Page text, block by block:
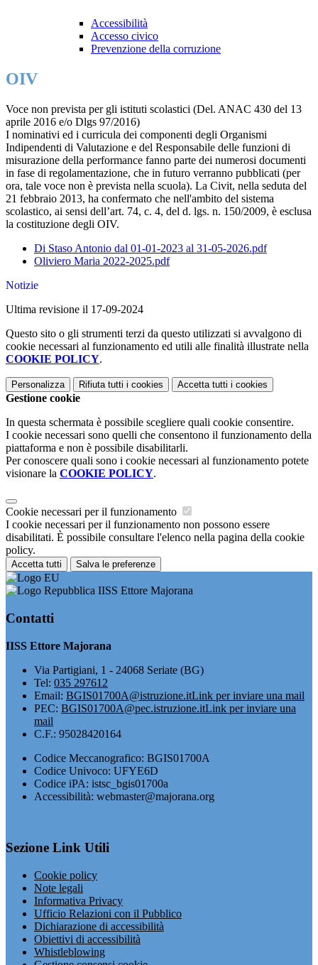
Accessibilità
Accesso civico
Prevenzione della corruzione
OIV
Voce non prevista per gli istituti scolastici (Del. ANAC 430 del 13
aprile 2016 e/o Dlgs 97/2016)
I nominativi ed i curricula dei componenti degli Organismi
Indipendenti di Valutazione e del Responsabile delle funzioni di
misurazione della performance fanno parte dei numerosi documenti
in fase di regolamentazione, che in futuro verranno pubblicati (per
ora, tale voce non è prevista nella scuola). La Civit, nella seduta del
21 febbraio 2013, ha confermato che nell'ambito del sistema
scolastico, ai sensi dell’art. 74, c. 4, del d. lgs. n. 150/2009, è esclusa
la costituzione degli OIV.
Di Staso Antonio dal 01-01-2023 al 31-05-2026.pdf
Oliviero Maria 2022-2025.pdf
Notizie
Ultima revisione il 17-09-2024
Questo sito o gli strumenti terzi da questo utilizzati si avvalgono di
cookie necessari al funzionamento ed utili alle finalità illustrate nella
COOKIE POLICY.
Personalizza Rifiuta tutti i cookies Accetta tutti i cookies
Gestione cookie
In questa schermata è possibile scegliere quali cookie consentire.
I cookie necessari sono quelli che consentono il funzionamento della
piattaforma e non è possibile disabilitarli.
Per conoscere quali sono i cookie necessari al funzionamento potete
visionare la COOKIE POLICY.
Cookie necessari per il funzionamento
I cookie necessari per il funzionamento non possono essere
disabilitati. È possibile consultare l'elenco nella pagina della cookie
policy.
Accetta tutti Salva le preferenze
IISS Ettore Majorana
Contatti
IISS Ettore Majorana
Via Partigiani, 1 - 24068 Seriate (BG)
Tel: 035 297612
Email: BGIS01700A@istruzione.itLink per inviare una mail
PEC: BGIS01700A@pec.istruzione.itLink per inviare una
mail
C.F.: 95028420164
Codice Meccanografico: BGIS01700A
Codice Univoco: UFYE6D
Codice iPA: istsc_bgis01700a
Accessibilità: webmaster@majorana.org
Sezione Link Utili
Cookie policy
Note legali
Informativa Privacy
Ufficio Relazioni con il Pubblico
Dichiarazione di accessibilità
Obiettivi di accessibilità
Whistleblowing